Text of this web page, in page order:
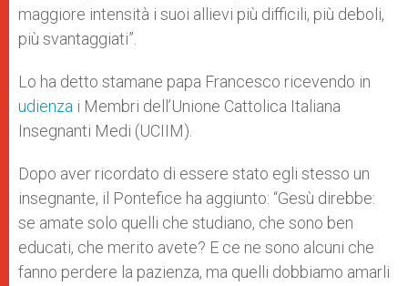
maggiore intensità i suoi allievi più difficili, più deboli,
più svantaggiati”.
Lo ha detto stamane papa Francesco ricevendo in
udienza i Membri dell’Unione Cattolica Italiana
Insegnanti Medi (UCIIM).
Dopo aver ricordato di essere stato egli stesso un
insegnante, il Pontefice ha aggiunto: “Gesù direbbe:
se amate solo quelli che studiano, che sono ben
educati, che merito avete? E ce ne sono alcuni che
fanno perdere la pazienza, ma quelli dobbiamo amarli